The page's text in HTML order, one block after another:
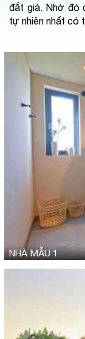
đắt giá. Nhờ đó
tự nhiên nhất có
NHÀ MẪU 1